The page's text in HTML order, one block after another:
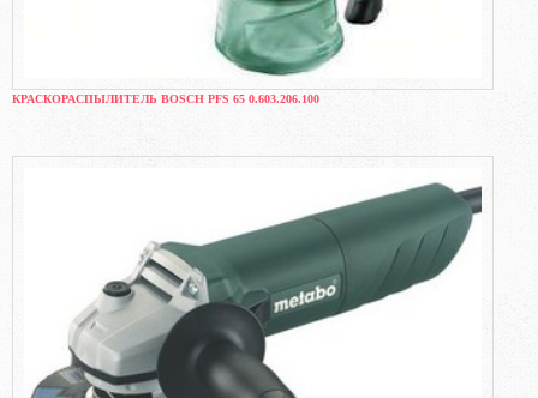
КРАСКОРАСПЫЛИТЕЛЬ BOSCH PFS 65 0.603.206.100